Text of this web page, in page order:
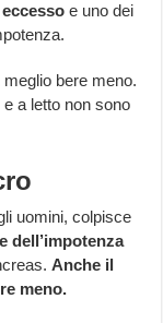
eccessoe uno dei
meglio bere meno.
a letto non sono
uomini, colpisce
dell’impotenza
Anche il
meno.